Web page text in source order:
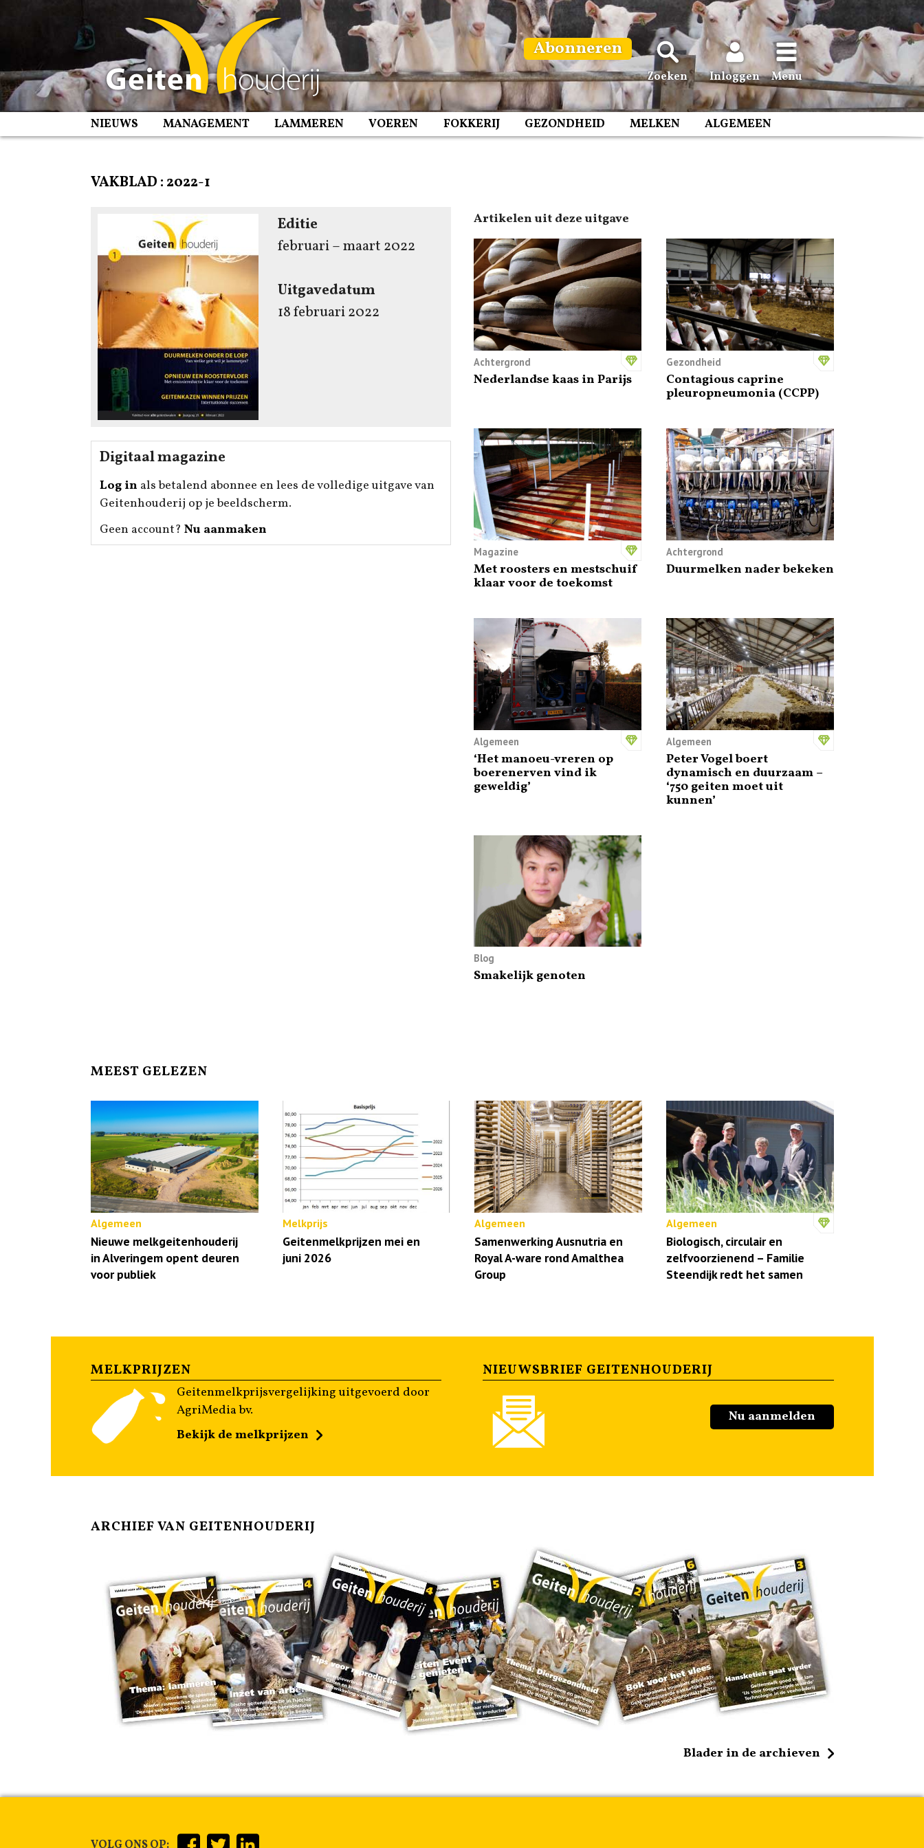
Abonneren
Zoeken Inloggen Menu
NIEUWS MANAGEMENT LAMMEREN VOEREN FOKKERIJ GEZONDHEID MELKEN ALGEMEEN
VAKBLAD : 2022-1
Editie
februari – maart 2022
Uitgavedatum
18 februari 2022
Digitaal magazine
Log in als betalend abonnee en lees de volledige uitgave van
Geitenhouderij op je beeldscherm.
Geen account? Nu aanmaken
Artikelen uit deze uitgave
Achtergrond
Nederlandse kaas in Parijs
Gezondheid
Contagious caprine
pleuropneumonia (CCPP)
Magazine
Met roosters en mestschuif
klaar voor de toekomst
Achtergrond
Duurmelken nader bekeken
Algemeen
‘Het manoeu-vreren op
boerenerven vind ik
geweldig’
Algemeen
Peter Vogel boert
dynamisch en duurzaam –
‘750 geiten moet uit
kunnen’
Blog
Smakelijk genoten
MEEST GELEZEN
Algemeen
Nieuwe melkgeitenhouderij
in Alveringem opent deuren
voor publiek
Melkprijs
Geitenmelkprijzen mei en
juni 2026
Algemeen
Samenwerking Ausnutria en
Royal A-ware rond Amalthea
Group
Algemeen
Biologisch, circulair en
zelfvoorzienend – Familie
Steendijk redt het samen
MELKPRIJZEN
Geitenmelkprijsvergelijking uitgevoerd door
AgriMedia bv.
Bekijk de melkprijzen
NIEUWSBRIEF GEITENHOUDERIJ
Nu aanmelden
ARCHIEF VAN GEITENHOUDERIJ
Blader in de archieven